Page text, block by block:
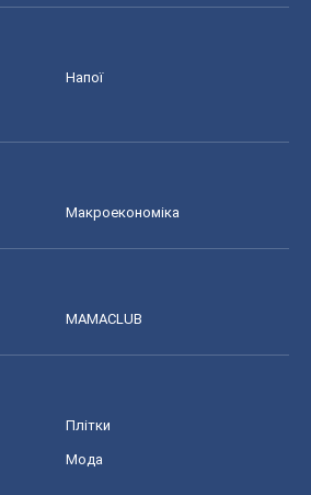
Напої
Макроекономіка
MAMACLUB
Плітки
Мода